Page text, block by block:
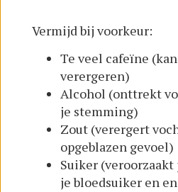
Vermijd bij voorkeur:
Te veel cafeïne
verergeren)
Alcohol (onttrekt
je stemming)
Zout (verergert
opgeblazen gevoel)
Suiker
je bloedsuiker en